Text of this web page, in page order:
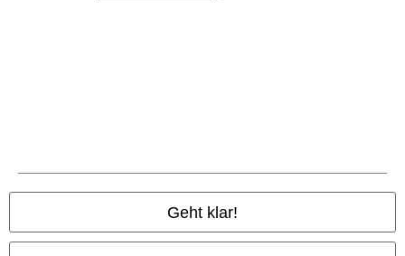
Geht klar!
Alle Preise inkl. gesetzlicher Mehrwertsteuer, zzgl.Versandkosten
© 1986-2026 E.M.P. Merchandising HGmbH